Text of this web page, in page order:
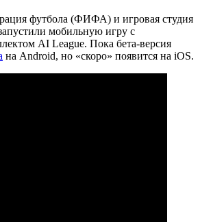
футбола (ФИФА) и игровая студия
мобильную игру с
AI League. Пока бета-версия
на Android, но «скоро» появится на iOS.